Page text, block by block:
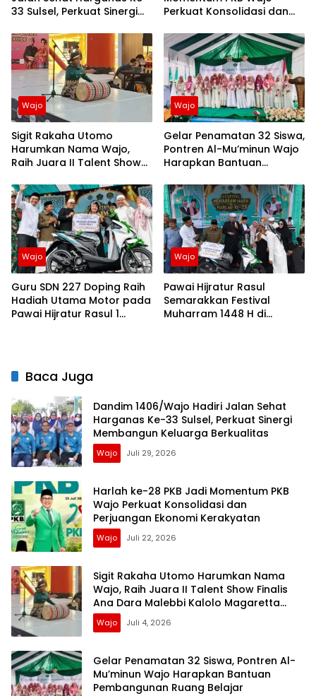
33 Sulsel, Perkuat Sinergi
Berkualitas
Perkuat Konsolidasi dan
Kerakyatan
Wajo
Sigit Rakaha Utomo
Harumkan Nama Wajo,
Raih Juara II Talent Show
Kalolo Magaretta
Sulselbar 2026
Wajo
Gelar Penamatan 32 Siswa,
Pontren Al-Mu’minun Wajo
Harapkan Bantuan
Belajar
Wajo
Guru SDN 227 Doping Raih
Hadiah Utama Motor pada
Pawai Hijratur Rasul 1
Wajo
Pawai Hijratur Rasul
Semarakkan Festival
Muharram 1448 H di
Baca Juga
Dandim 1406/Wajo Hadiri Jalan Sehat
Harganas Ke-33 Sulsel, Perkuat Sinergi
Membangun Keluarga Berkualitas
Wajo Juli 29, 2026
Harlah ke-28 PKB Jadi Momentum PKB
Wajo Perkuat Konsolidasi dan
Perjuangan Ekonomi Kerakyatan
Wajo Juli 22, 2026
Sigit Rakaha Utomo Harumkan Nama
Wajo, Raih Juara II Talent Show Finalis
Ana Dara Malebbi Kalolo Magaretta
Sulselbar 2026
Wajo Juli 4, 2026
Gelar Penamatan 32 Siswa, Pontren Al-
Mu’minun Wajo Harapkan Bantuan
Pembangunan Ruang Belajar